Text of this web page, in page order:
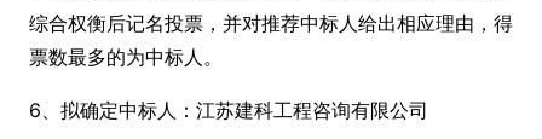
综合权衡后记名投票，并对推荐中标人给出相应理由，得
票数最多的为中标人。
6、拟确定中标人：江苏建科工程咨询有限公司